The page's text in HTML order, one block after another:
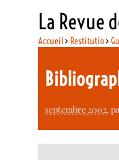
La Revue
Accueil> Restitutio>
septembre 2002,